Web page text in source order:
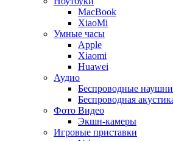
MacBook
XiaoMi
Умные часы
Apple
Xiaomi
Huawei
Аудио
Беспроводные
Беспроводная
Фото Видео
Экшн-камеры
Игровые приставки